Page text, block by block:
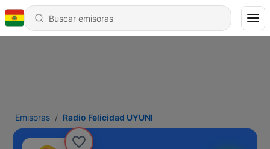
Emisoras Radio Felicidad UYUNI